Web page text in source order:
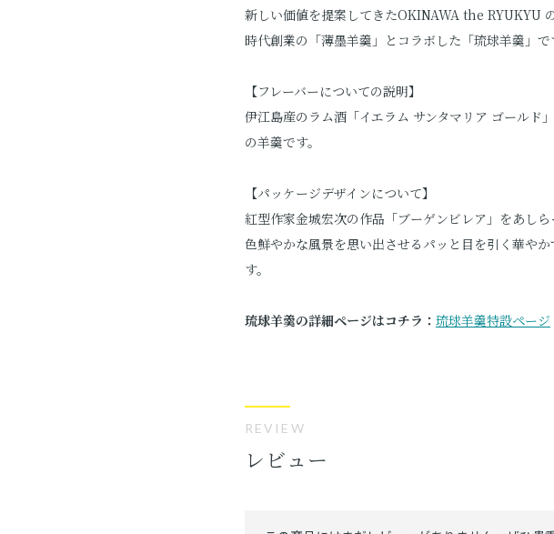
新しい価値を提案してきたOKINAWA the RYUKYU
時代創業の「薄墨羊羹」とコラボした「琉球羊羹」で
【フレーバーについての説明】
伊江島産のラム酒「イエラム サンタマリア ゴールド
の羊羹です。
【パッケージデザインについて】
紅型作家金城宏次の作品「ブーゲンビレア」をあし
色鮮やかな風景を思い出させるパッと目を引く華や
す。
琉球羊羹の詳細ページはコチラ： 琉球羊羹特設ページ
REVIEW
レビュー